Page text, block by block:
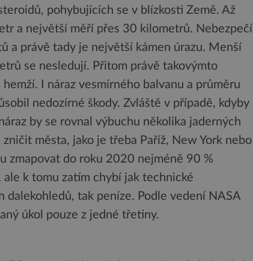
pohybujících se v blízkosti Země. Až
a největší měří přes 30 kilometrů. Nebezpečí
a právě tady je největší kámen úrazu. Menší
se nesledují. Přitom právě takovýmto
I náraz vesmírného balvanu a průměru
nedozírné škody. Zvláště v případě, kdyby
by se rovnal výbuchu několika jaderných
města, jako je třeba Paříž, New York nebo
zmapovat do roku 2020 nejméně 90 %
k tomu zatím chybí jak technické
dalekohledů, tak peníze. Podle vedení NASA
úkol pouze z jedné třetiny.